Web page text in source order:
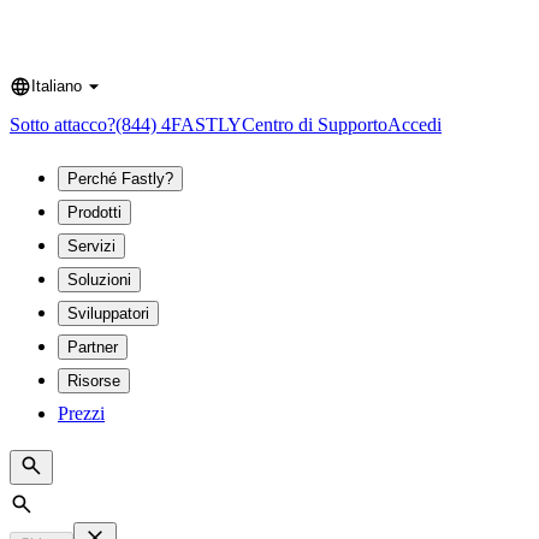
Language
Italiano
Sotto attacco?(844) 4FASTLYCentro di SupportoAccedi
Perché Fastly?
Prodotti
Servizi
Soluzioni
Sviluppatori
Partner
Risorse
Prezzi
Search